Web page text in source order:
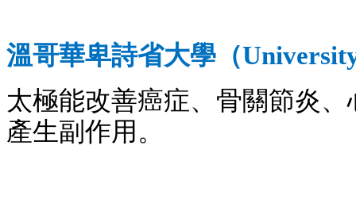
溫哥華卑詩省大學 （
太極能改善癌症、骨關節炎
產生副作用。